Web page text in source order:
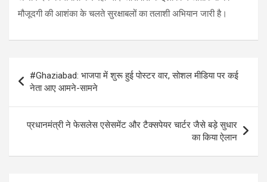
मौजूदगी की आशंका के चलते सुरक्षाबलों का तलाशी अभियान जारी है।
navigation
#Ghaziabad: भाजपा में शुरू हुई पोस्टर वार, सोशल मीडिया पर कई
नेता आए आमने-सामने
प्रधानमंत्री ने फेसलेस एसेसमेंट और टैक्सपेयर चार्टर जैसे बड़े सुधार
का किया ऐलान